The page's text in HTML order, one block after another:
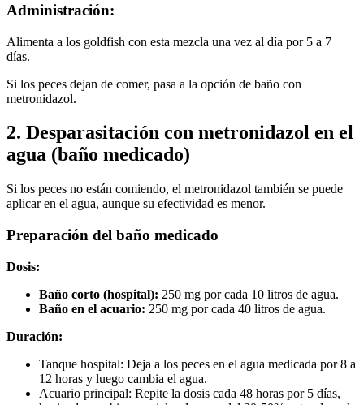
Administración:
Alimenta a los goldfish con esta mezcla una vez al día por 5 a 7
días.
Si los peces dejan de comer, pasa a la opción de baño con
metronidazol.
2. Desparasitación con metronidazol en el
agua (baño medicado)
Si los peces no están comiendo, el metronidazol también se puede
aplicar en el agua, aunque su efectividad es menor.
Preparación del baño medicado
Dosis:
Baño corto (hospital): 250 mg por cada 10 litros de agua.
Baño en el acuario: 250 mg por cada 40 litros de agua.
Duración:
Tanque hospital: Deja a los peces en el agua medicada por 8 a
12 horas y luego cambia el agua.
Acuario principal: Repite la dosis cada 48 horas por 5 días,